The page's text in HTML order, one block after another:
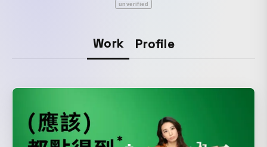
unverified
Work Profile